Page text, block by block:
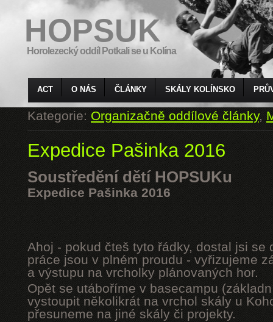
HOPSUK
Horolezecký oddíl Potkali se u Kolína
ACT O NÁS ČLÁNKY SKÁLY KOLÍNSKO
Kategorie:Organizačně oddílové články,
Expedice Pašinka 2016
Soustředění dětí HOPSUKu
Expedice Pašinka 2016
Ahoj - pokud čteš tyto řádky, dostal jsi se
práce jsou v plném proudu - vyřizujeme
a výstupu na vrcholky plánovaných hor.
Opět se utáboříme v basecampu
vystoupit několikrát na vrchol skály u
přesuneme na jiné skály či projekty.